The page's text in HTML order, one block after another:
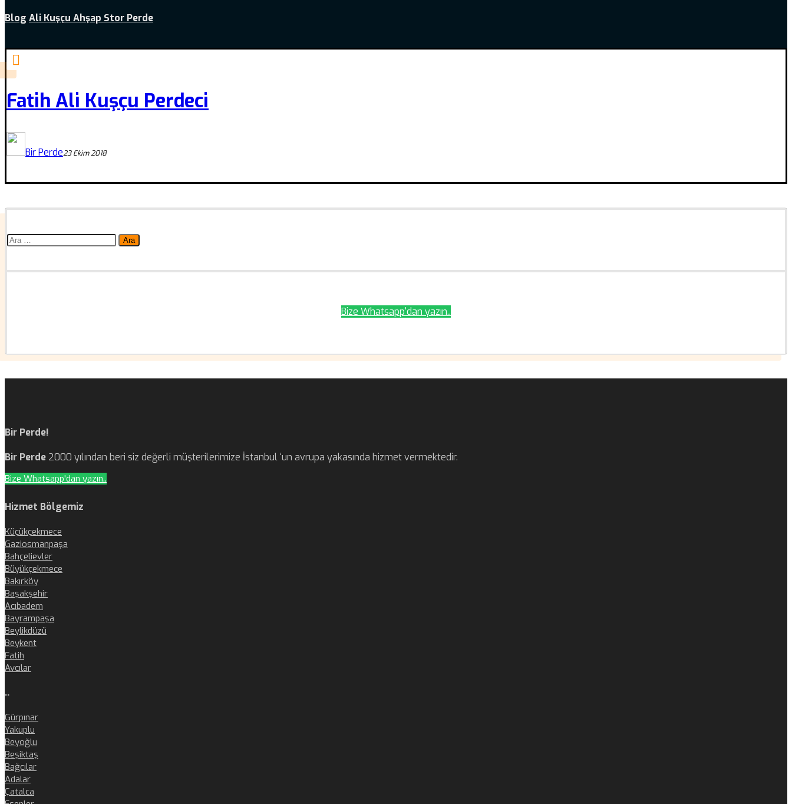
Blog Ali Kuşçu Ahşap Stor Perde
Fatih Ali Kuşçu Perdeci
Bir Perde23 Ekim 2018
Arama:
Bize Whatsapp'dan yazın..
Bir Perde!
Bir Perde 2000 yılından beri siz değerli müşterilerimize İstanbul ‘un avrupa yakasında hizmet vermektedir.
Bize Whatsapp'dan yazın..
Hizmet Bölgemiz
Küçükçekmece
Gaziosmanpaşa
Bahçelievler
Büyükçekmece
Bakırköy
Başakşehir
Acıbadem
Bayrampaşa
Beylikdüzü
Beykent
Fatih
Avcılar
..
Gürpınar
Yakuplu
Beyoğlu
Beşiktaş
Bağcılar
Adalar
Çatalca